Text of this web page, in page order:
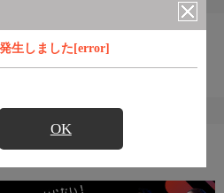
生しました[error]
OK
組